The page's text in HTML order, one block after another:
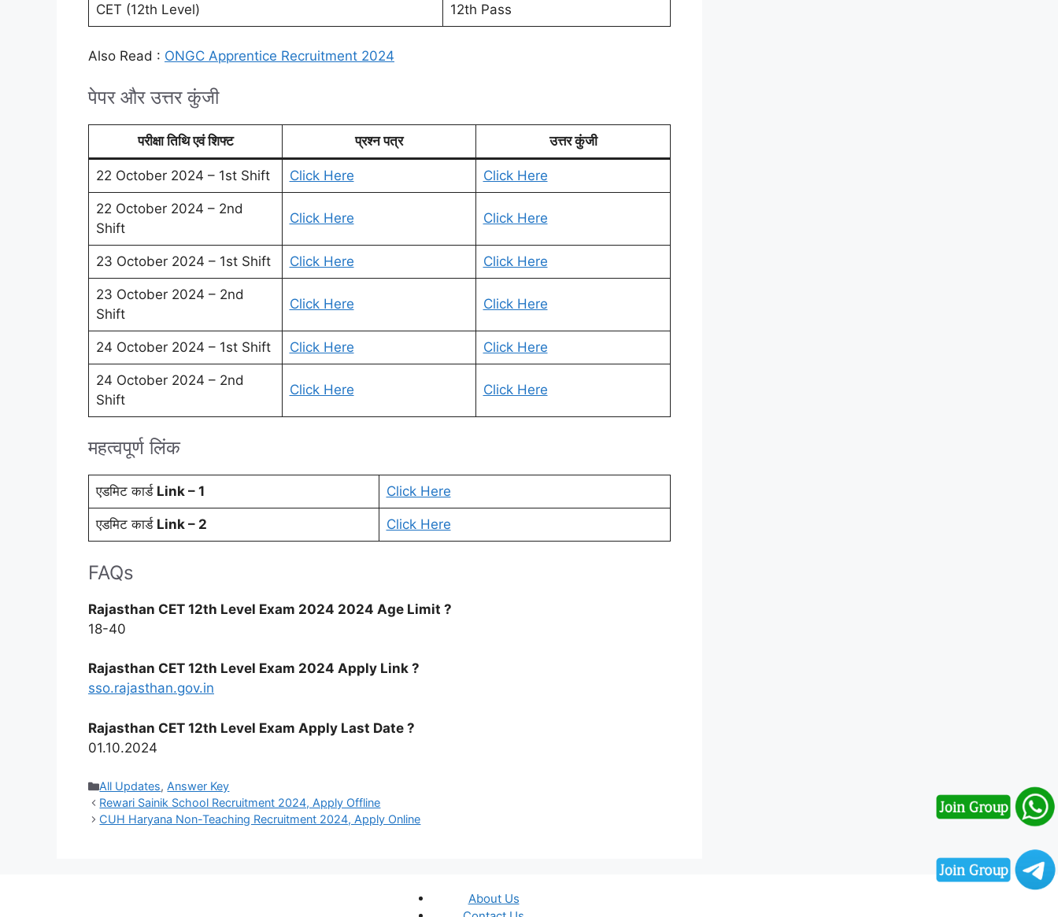
CET (12th Level) 12th Pass
Also Read : ONGC Apprentice Recruitment 2024
पेपर और उत्तर कुंजी
परीक्षा तिथि एवं शिफ्ट प्रश्न पत्र उत्तर कुंजी
22 October 2024 – 1st Shift Click Here Click Here
22 October 2024 – 2nd
Shift
Click Here Click Here
23 October 2024 – 1st Shift Click Here Click Here
23 October 2024 – 2nd
Shift
Click Here Click Here
24 October 2024 – 1st Shift Click Here Click Here
24 October 2024 – 2nd
Shift
Click Here Click Here
महत्वपूर्ण लिंक
एडमिट कार्ड Link – 1 Click Here
एडमिट कार्ड Link – 2 Click Here
FAQs
Rajasthan CET 12th Level Exam 2024 2024 Age Limit ?
18-40
Rajasthan CET 12th Level Exam 2024 Apply Link ?
sso.rajasthan.gov.in
Rajasthan CET 12th Level Exam Apply Last Date ?
01.10.2024
Categories
All Updates,Answer Key
Rewari Sainik School Recruitment 2024, Apply Offline
CUH Haryana Non-Teaching Recruitment 2024, Apply Online
About Us